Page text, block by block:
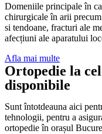
Domeniile principale în
chirurgicale în arii
si tendoane, fracturi ale
afecțiuni ale aparatului
Afla mai multe
Ortopedie la
disponibile
Sunt întotdeauna aici
tehnologii, pentru a
ortopedie în orașul